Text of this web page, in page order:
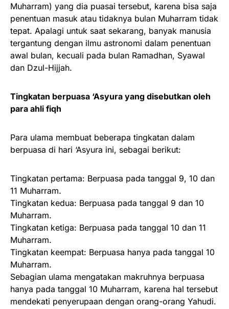
Muharram) yang dia puasai tersebut, karena bisa saja
penentuan masuk atau tidaknya bulan Muharram tidak
tepat. Apalagi untuk saat sekarang, banyak manusia
tergantung dengan ilmu astronomi dalam penentuan
awal bulan, kecuali pada bulan Ramadhan, Syawal
dan Dzul-Hijjah.
Tingkatan berpuasa ‘Asyura yang disebutkan oleh
para ahli fiqh
Para ulama membuat beberapa tingkatan dalam
berpuasa di hari ‘Asyura ini, sebagai berikut:
Tingkatan pertama: Berpuasa pada tanggal 9, 10 dan
11 Muharram.
Tingkatan kedua: Berpuasa pada tanggal 9 dan 10
Muharram.
Tingkatan ketiga: Berpuasa pada tanggal 10 dan 11
Muharram.
Tingkatan keempat: Berpuasa hanya pada tanggal 10
Muharram.
Sebagian ulama mengatakan makruhnya berpuasa
hanya pada tanggal 10 Muharram, karena hal tersebut
mendekati penyerupaan dengan orang-orang Yahudi.